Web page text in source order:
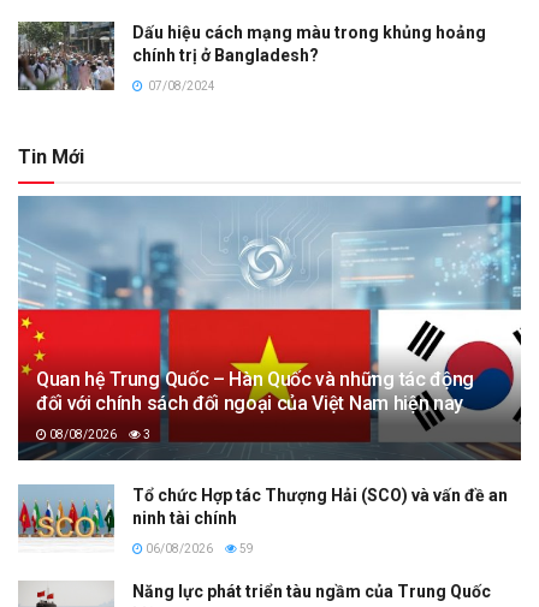
Dấu hiệu cách mạng màu trong khủng hoảng
chính trị ở Bangladesh?
07/08/2024
Tin Mới
Quan hệ Trung Quốc – Hàn Quốc và những tác động
đối với chính sách đối ngoại của Việt Nam hiện nay
08/08/2026 3
Tổ chức Hợp tác Thượng Hải (SCO) và vấn đề an
ninh tài chính
06/08/2026 59
Năng lực phát triển tàu ngầm của Trung Quốc